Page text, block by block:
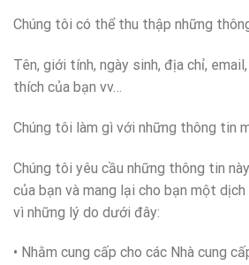
Chúng tôi có thể thu thập những
Tên, giới tính, ngày sinh, địa chỉ,
thích của bạn vv…
Chúng tôi làm gì với những thông tin
Chúng tôi yêu cầu những thông tin
của bạn và mang lại cho bạn một
vì những lý do dưới đây:
• Nhằm cung cấp cho các Nhà cung